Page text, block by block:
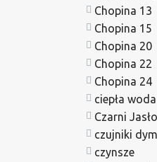
Chopina 13
Chopina 15
Chopina 20
Chopina 22
Chopina 24
ciepła woda
Czarni Jasło
czujniki
czynsze